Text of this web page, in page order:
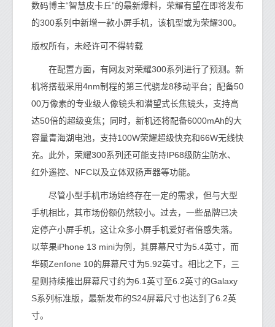
数码博主“智慧皮卡丘”的最新爆料，荣耀有望在即将发布
的300系列中新增一款小屏手机，该机型或为荣耀300。
版权所有，未经许可不得转载
在配置方面，有网友对荣耀300系列进行了预测。新
机将搭载采用4nm制程的第三代骁龙8移动平台；配备50
00万像素的专业级人像镜头和潜望式长焦镜头，支持高
达50倍的超级变焦；同时，新机还将配备6000mAh的大
容量青海湖电池，支持100W荣耀超级快充和66W无线快
充。此外，荣耀300系列还可能支持IP68级防尘防水、
红外遥控、NFC以及立体双扬声器等功能。
尽管小型手机市场始终存在一定的需求，但与大型
手机相比，其市场份额仍然较小。过去，一些品牌已决
定停产小屏手机，这让众多小屏手机爱好者倍感失落。
以苹果iPhone 13 mini为例，其屏幕尺寸为5.4英寸，而
华硕Zenfone 10的屏幕尺寸为5.92英寸。相比之下，三
星则持续推出屏幕尺寸约为6.1英寸至6.2英寸的Galaxy
S系列标准版，最新发布的S24屏幕尺寸也达到了6.2英
寸。